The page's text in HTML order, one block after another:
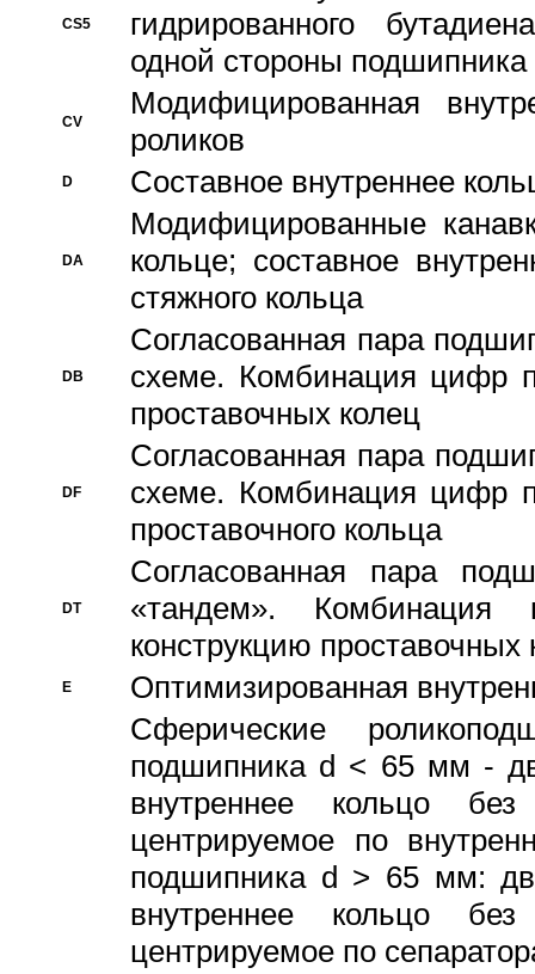
CS5
гидрированного
одной стороны подшипника
CV
Модифицированная
роликов
D Составное внутреннее
DA
Модифицированные
кольце; составное
стяжного кольца
DB
Согласованная пара
схеме. Комбинация цифр
проставочных колец
DF
Согласованная пара
схеме. Комбинация цифр
проставочного кольца
DT
Согласованная пара
«тандем».
конструкцию проставочных
E
Оптимизированная
Сферические
подшипника d < 65 мм -
внутреннее кольцо
центрируемое по
подшипника d > 65 мм:
внутреннее кольцо
центрируемое по